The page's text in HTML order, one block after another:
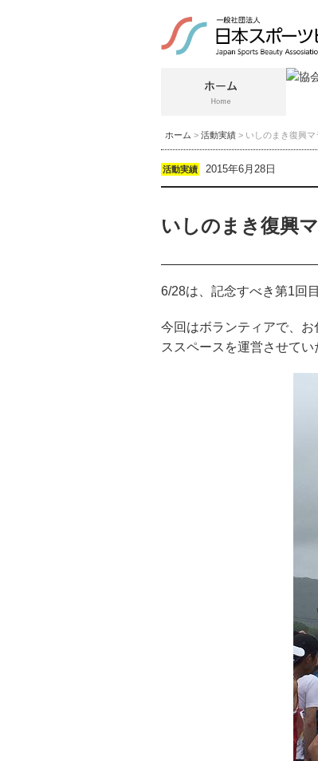
ホーム > 活動実績 > いしのまき復興
活動実績 2015年6月28日
いしのまき復興
6/28は、記念すべき第1回
今回はボランティアで、
ススペースを運営させてい